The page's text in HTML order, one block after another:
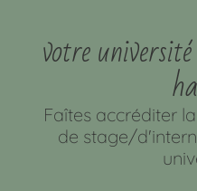
votre
Faîtes accréditer
de stage/